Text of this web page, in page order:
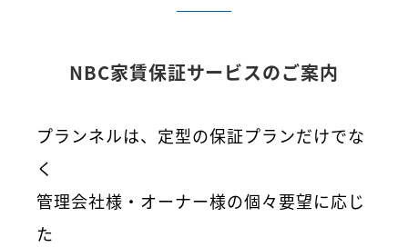
NBC家賃保証サービスのご案内
プランネルは、定型の保証プランだけでな
く
管理会社様・オーナー様の個々要望に応じ
た